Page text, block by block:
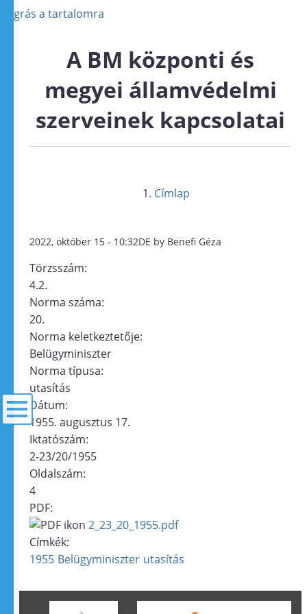
Ugrás a tartalomra
A BM központi és
megyei államvédelmi
szerveinek kapcsolatai
Címlap
2022, október 15 - 10:32DE by Benefi Géza
Törzsszám:
4.2.
Norma száma:
20.
Norma keletkeztetője:
Belügyminiszter
Norma típusa:
utasítás
Dátum:
1955. augusztus 17.
Iktatószám:
2-23/20/1955
Oldalszám:
4
PDF:
2_23_20_1955.pdf
Címkék:
1955 Belügyminiszter utasítás